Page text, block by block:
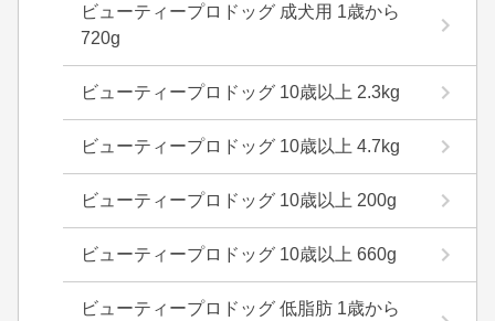
ビューティープロドッグ 成犬用 1歳から
720g
ビューティープロドッグ 10歳以上 2.3kg
ビューティープロドッグ 10歳以上 4.7kg
ビューティープロドッグ 10歳以上 200g
ビューティープロドッグ 10歳以上 660g
ビューティープロドッグ 低脂肪 1歳から